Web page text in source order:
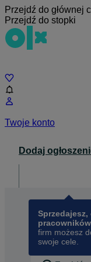
Przejdź do głównej
Przejdź do stopki
Twoje konto
Dodaj
firm możesz
swoje cele.